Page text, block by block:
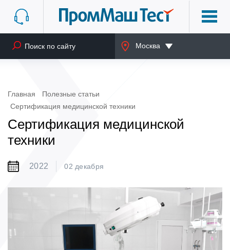
Москва
Главная
Полезные статьи
Сертификация медицинской техники
Сертификация медицинской
техники
2022 02 декабря